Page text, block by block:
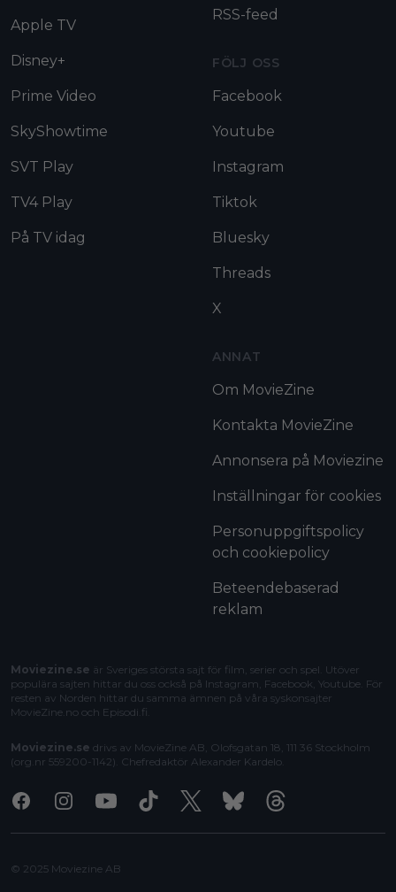
Apple TV
Disney+
Prime Video
SkyShowtime
SVT Play
TV4 Play
På TV idag
RSS-feed
FÖLJ OSS
Facebook
Youtube
Instagram
Tiktok
Bluesky
Threads
X
ANNAT
Om MovieZine
Kontakta MovieZine
Annonsera på Moviezine
Inställningar för cookies
Personuppgiftspolicy
och cookiepolicy
Beteendebaserad
reklam
Moviezine.se är Sveriges största sajt för film, serier och spel. Utöver
populära sajten hittar du oss också på Instagram, Facebook, Youtube. För
resten av Norden hittar du samma ämnen på våra syskonsajter
MovieZine.no och Episodi.fi
Moviezine.se drivs av MovieZine AB, Olofsgatan 18, 111 36 Stockholm
(org.nr 559200-1142). Chefredaktör Alexander Kardelo
FacebookInstagramYoutubeTiktok X BlueskyThreads
© 2025 Moviezine AB